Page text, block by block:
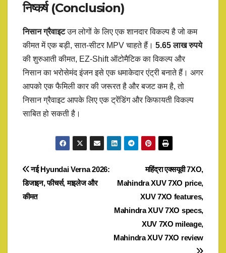
निष्कर्ष (Conclusion)
निसान ग्रैवाइटउन लोगों के लिए एक शानदार विकल्प है जो कम
कीमत में एक बड़ी, सात-सीटर MPV चाहते हैं। 5.65 लाख रुपये
की शुरुआती कीमत, EZ-Shift ऑटोमैटिक का विकल्प और
निसान का भरोसेमंद इंजन इसे एक धमाकेदार एंट्री बनाते हैं। अगर
आपको एक फैमिली कार की जरूरत है और बजट कम है, तो
निसान ग्रैवाइट आपके लिए एक ट्रेंडिंग और किफायती विकल्प
साबित हो सकती है।
Post
navigation
महिंद्रा एक्सयूवी 7XO,
Mahindra XUV 7XO price,
XUV 7XO features,
Mahindra XUV 7XO specs,
XUV 7XO mileage,
Mahindra XUV 7XO review
नई Hyundai Verna 2026:
डिजाइन, फीचर्स, माइलेज और
कीमत